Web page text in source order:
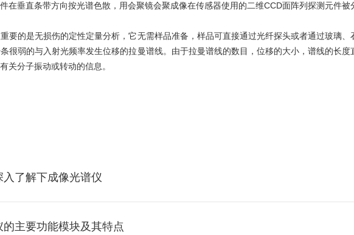
在垂直条带方向按光谱色散，用会聚镜会聚成像在传感器使用的二维CCD面阵列探测元件被
的是无损伤的定性定量分析，它无需样品准备，样品可直接通过光纤探头或者通过玻璃、
很弱的与入射光频率发生位移的拉曼谱线。由于拉曼谱线的数目，位移的大小，谱线的长度
关分子振动或转动的信息。
入了解下成像光谱仪
的主要功能模块及其特点